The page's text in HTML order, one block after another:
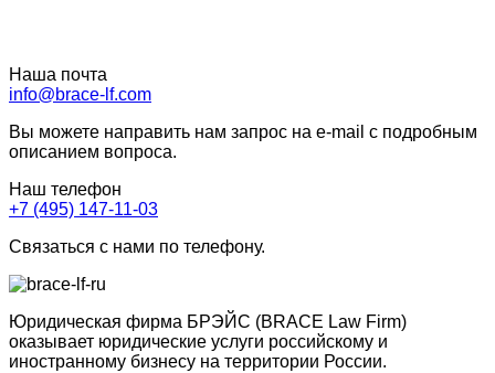
Наша почта
info@brace-lf.com
Вы можете направить нам запрос на e-mail с подробным
описанием вопроса.
Наш телефон
+7 (495) 147-11-03
Связаться с нами по телефону.
Юридическая фирма БРЭЙС (BRACE Law Firm)
оказывает юридические услуги российскому и
иностранному бизнесу на территории России.